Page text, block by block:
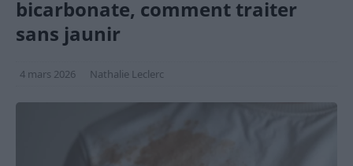
bicarbonate, comment traiter
sans jaunir
4 mars 2026 Nathalie Leclerc